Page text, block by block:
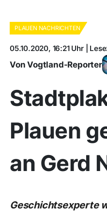
PLAUEN NACHRICHTEN
05.10.2020, 16:21 Uhr |
Von Vogtland-Reporter
Plauen
an Gerd
Geschichtsexperte